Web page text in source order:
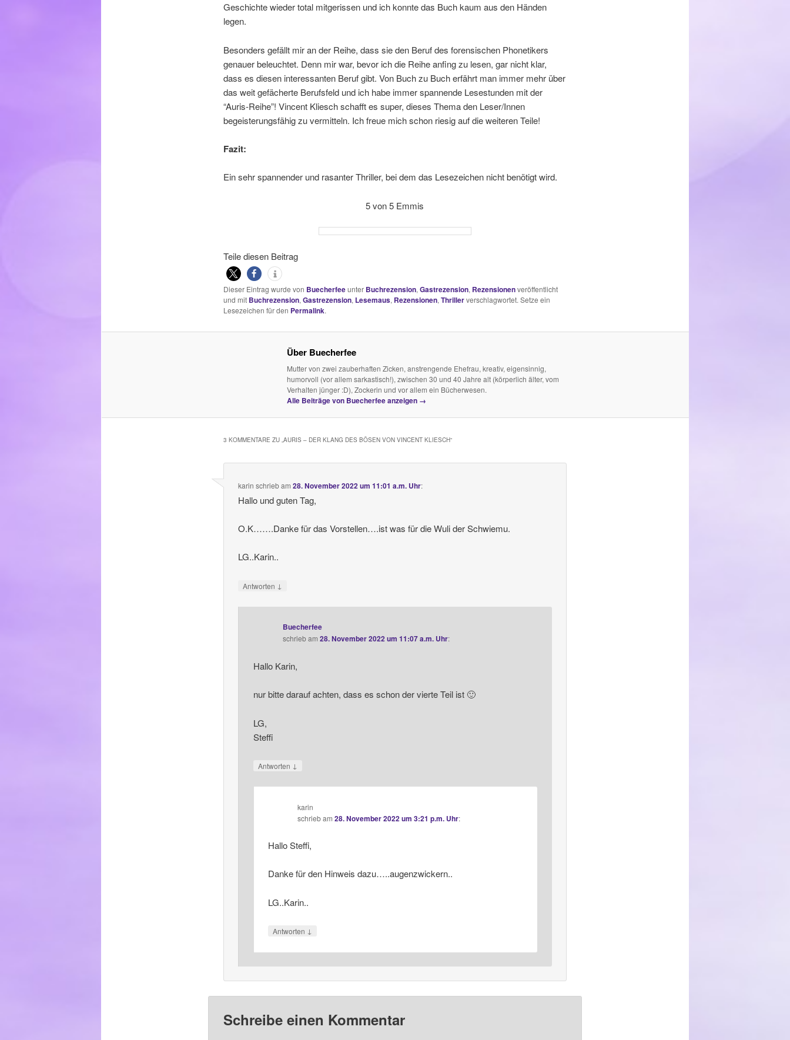
Geschichte wieder total mitgerissen und ich konnte das Buch kaum aus den Händen
legen.
Besonders gefällt mir an der Reihe, dass sie den Beruf des forensischen Phonetikers
genauer beleuchtet. Denn mir war, bevor ich die Reihe anfing zu lesen, gar nicht klar,
dass es diesen interessanten Beruf gibt. Von Buch zu Buch erfährt man immer mehr über
das weit gefächerte Berufsfeld und ich habe immer spannende Lesestunden mit der
“Auris-Reihe”! Vincent Kliesch schafft es super, dieses Thema den Leser/Innen
begeisterungsfähig zu vermitteln. Ich freue mich schon riesig auf die weiteren Teile!
Fazit:
Ein sehr spannender und rasanter Thriller, bei dem das Lesezeichen nicht benötigt wird.
5 von 5 Emmis
Teile diesen Beitrag
Dieser Eintrag wurde von Buecherfeeunter Buchrezension,Gastrezension, Rezensionenveröffentlicht
und mit Buchrezension,Gastrezension, Lesemaus, Rezensionen,Thrillerverschlagwortet. Setze ein
Lesezeichen für den Permalink.
Über Buecherfee
Mutter von zwei zauberhaften Zicken, anstrengende Ehefrau, kreativ, eigensinnig,
humorvoll (vor allem sarkastisch!), zwischen 30 und 40 Jahre alt (körperlich älter, vom
Verhalten jünger :D), Zockerin und vor allem ein Bücherwesen.
Alle Beiträge von Buecherfee anzeigen →
3 KOMMENTARE ZU „AURIS – DER KLANG DES BÖSEN VON VINCENT KLIESCH“
karin schriebam28. November 2022 um 11:01 a.m. Uhr:
Hallo und guten Tag,
O.K…….Danke für das Vorstellen….ist was für die Wuli der Schwiemu.
LG..Karin..
Antworten ↓
Buecherfee
schriebam 28. November 2022 um 11:07 a.m. Uhr:
Hallo Karin,
nur bitte darauf achten, dass es schon der vierte Teil ist 🙂
LG,
Steffi
Antworten ↓
karin
schriebam 28. November 2022 um 3:21 p.m. Uhr:
Hallo Steffi,
Danke für den Hinweis dazu…..augenzwickern..
LG..Karin..
Antworten ↓
Schreibe einen Kommentar